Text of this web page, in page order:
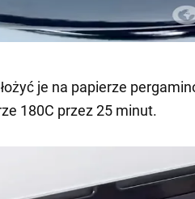
je na papierze
180C przez 25 minut.